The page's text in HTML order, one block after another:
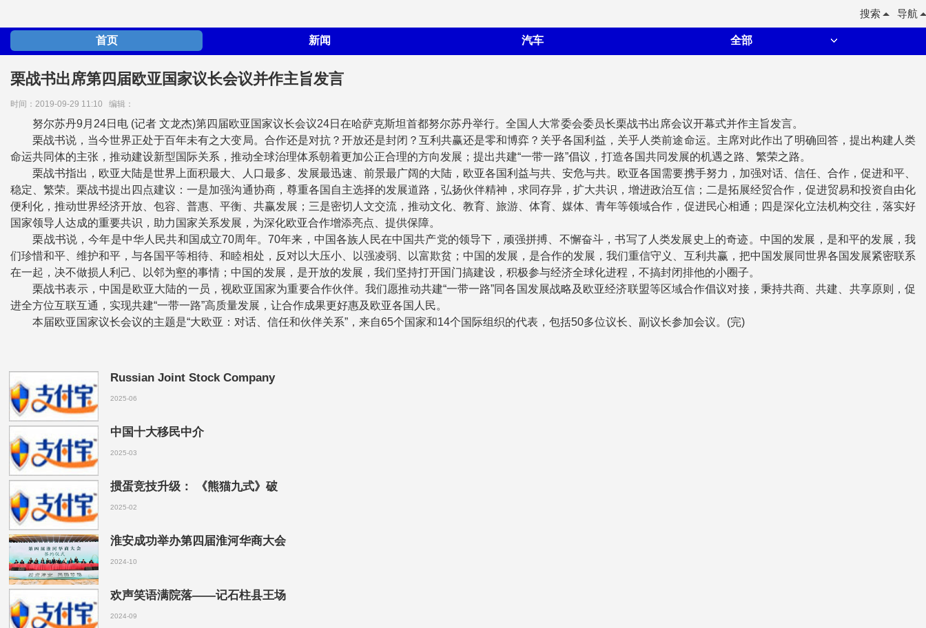
导航
搜索
首页 新闻 汽车 全部
栗战书出席第四届欧亚国家议长会议并作主旨发言
时间：2019-09-29 11:10 编辑：
努尔苏丹9月24日电 (记者 文龙杰)第四届欧亚国家议长会议24日在哈萨克斯坦首都努尔苏丹举行。全国人大常委会委员长栗战书出席会议开幕式并作主旨发言。
栗战书说，当今世界正处于百年未有之大变局。合作还是对抗？开放还是封闭？互利共赢还是零和博弈？关乎各国利益，关乎人类前途命运。主席对此作出了明确回答，提出构建人类
命运共同体的主张，推动建设新型国际关系，推动全球治理体系朝着更加公正合理的方向发展；提出共建“一带一路”倡议，打造各国共同发展的机遇之路、繁荣之路。
栗战书指出，欧亚大陆是世界上面积最大、人口最多、发展最迅速、前景最广阔的大陆，欧亚各国利益与共、安危与共。欧亚各国需要携手努力，加强对话、信任、合作，促进和平、
稳定、繁荣。栗战书提出四点建议：一是加强沟通协商，尊重各国自主选择的发展道路，弘扬伙伴精神，求同存异，扩大共识，增进政治互信；二是拓展经贸合作，促进贸易和投资自由化
便利化，推动世界经济开放、包容、普惠、平衡、共赢发展；三是密切人文交流，推动文化、教育、旅游、体育、媒体、青年等领域合作，促进民心相通；四是深化立法机构交往，落实好
国家领导人达成的重要共识，助力国家关系发展，为深化欧亚合作增添亮点、提供保障。
栗战书说，今年是中华人民共和国成立70周年。70年来，中国各族人民在中国共产党的领导下，顽强拼搏、不懈奋斗，书写了人类发展史上的奇迹。中国的发展，是和平的发展，我
们珍惜和平、维护和平，与各国平等相待、和睦相处，反对以大压小、以强凌弱、以富欺贫；中国的发展，是合作的发展，我们重信守义、互利共赢，把中国发展同世界各国发展紧密联系
在一起，决不做损人利己、以邻为壑的事情；中国的发展，是开放的发展，我们坚持打开国门搞建设，积极参与经济全球化进程，不搞封闭排他的小圈子。
栗战书表示，中国是欧亚大陆的一员，视欧亚国家为重要合作伙伴。我们愿推动共建“一带一路”同各国发展战略及欧亚经济联盟等区域合作倡议对接，秉持共商、共建、共享原则，促
进全方位互联互通，实现共建“一带一路”高质量发展，让合作成果更好惠及欧亚各国人民。
本届欧亚国家议长会议的主题是“大欧亚：对话、信任和伙伴关系”，来自65个国家和14个国际组织的代表，包括50多位议长、副议长参加会议。(完)
Russian Joint Stock Company
2025-06
中国十大移民中介
2025-03
掼蛋竞技升级： 《熊猫九式》破
2025-02
淮安成功举办第四届淮河华商大会
2024-10
欢声笑语满院落——记石柱县王场
2024-09